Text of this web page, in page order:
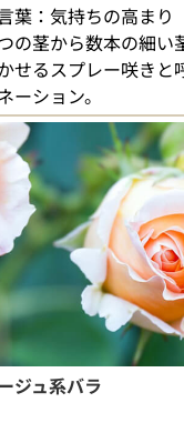
葉：気持ちの高まり
の茎から数本の細い
せるスプレー咲きと
ーション。
ジュ系バラ